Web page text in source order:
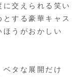
交えられる笑い
する豪華キャス
うがおかしい
タな展開だけ